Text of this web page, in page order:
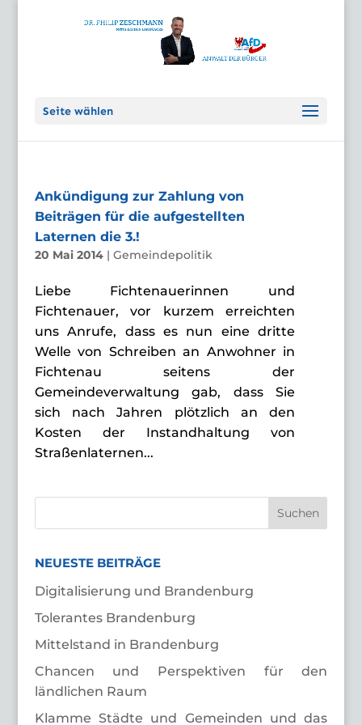
Seite wählen
Ankündigung zur Zahlung von
Beiträgen für die aufgestellten
Laternen die 3.!
20 Mai 2014| Gemeindepolitik
Liebe Fichtenauerinnen und
Fichtenauer, vor kurzem erreichten
uns Anrufe, dass es nun eine dritte
Welle von Schreiben an Anwohner in
Fichtenau seitens der
Gemeindeverwaltung gab, dass Sie
sich nach Jahren plötzlich an den
Kosten der Instandhaltung von
Straßenlaternen...
NEUESTE BEITRÄGE
Digitalisierung und Brandenburg
Tolerantes Brandenburg
Mittelstand in Brandenburg
Chancen und Perspektiven für den
ländlichen Raum
Klamme Städte und Gemeinden und das